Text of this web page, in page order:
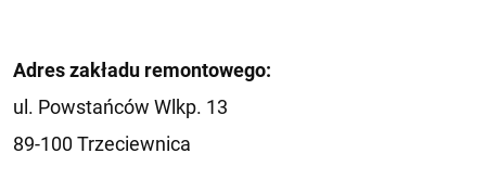
Adres zakładu remontowego:
ul. Powstańców Wlkp. 13
89-100 Trzeciewnica